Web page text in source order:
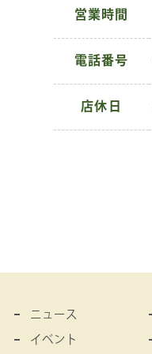
営業時間
電話番号
店休日
ニュース
イベント